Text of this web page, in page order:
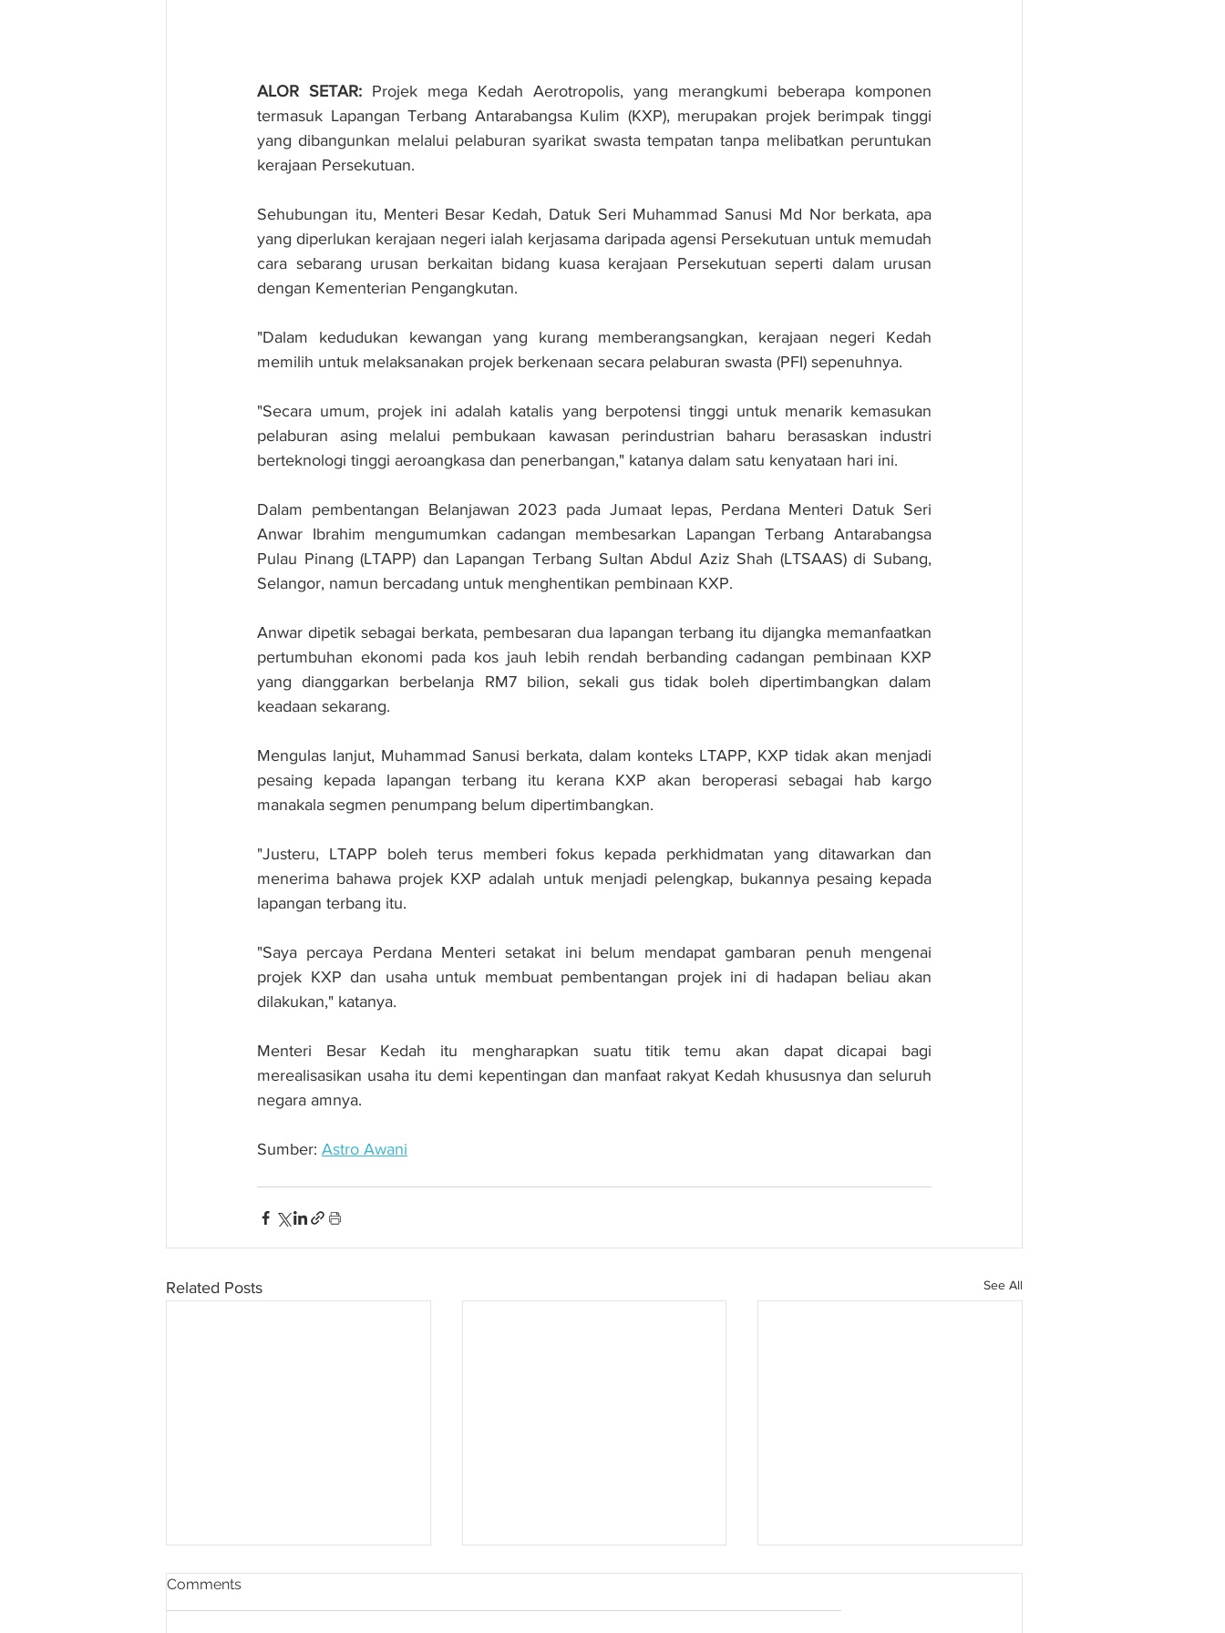
ALOR SETAR: Projek mega Kedah Aerotropolis, yang merangkumi beberapa komponen
termasuk Lapangan Terbang Antarabangsa Kulim (KXP), merupakan projek berimpak tinggi
yang dibangunkan melalui pelaburan syarikat swasta tempatan tanpa melibatkan peruntukan
kerajaan Persekutuan.
Sehubungan itu, Menteri Besar Kedah, Datuk Seri Muhammad Sanusi Md Nor berkata, apa
yang diperlukan kerajaan negeri ialah kerjasama daripada agensi Persekutuan untuk memudah
cara sebarang urusan berkaitan bidang kuasa kerajaan Persekutuan seperti dalam urusan
dengan Kementerian Pengangkutan.
"Dalam kedudukan kewangan yang kurang memberangsangkan, kerajaan negeri Kedah
memilih untuk melaksanakan projek berkenaan secara pelaburan swasta (PFI) sepenuhnya.
"Secara umum, projek ini adalah katalis yang berpotensi tinggi untuk menarik kemasukan
pelaburan asing melalui pembukaan kawasan perindustrian baharu berasaskan industri
berteknologi tinggi aeroangkasa dan penerbangan," katanya dalam satu kenyataan hari ini.
Dalam pembentangan Belanjawan 2023 pada Jumaat lepas, Perdana Menteri Datuk Seri
Anwar Ibrahim mengumumkan cadangan membesarkan Lapangan Terbang Antarabangsa
Pulau Pinang (LTAPP) dan Lapangan Terbang Sultan Abdul Aziz Shah (LTSAAS) di Subang,
Selangor, namun bercadang untuk menghentikan pembinaan KXP.
Anwar dipetik sebagai berkata, pembesaran dua lapangan terbang itu dijangka memanfaatkan
pertumbuhan ekonomi pada kos jauh lebih rendah berbanding cadangan pembinaan KXP
yang dianggarkan berbelanja RM7 bilion, sekali gus tidak boleh dipertimbangkan dalam
keadaan sekarang.
Mengulas lanjut, Muhammad Sanusi berkata, dalam konteks LTAPP, KXP tidak akan menjadi
pesaing kepada lapangan terbang itu kerana KXP akan beroperasi sebagai hab kargo
manakala segmen penumpang belum dipertimbangkan.
"Justeru, LTAPP boleh terus memberi fokus kepada perkhidmatan yang ditawarkan dan
menerima bahawa projek KXP adalah untuk menjadi pelengkap, bukannya pesaing kepada
lapangan terbang itu.
"Saya percaya Perdana Menteri setakat ini belum mendapat gambaran penuh mengenai
projek KXP dan usaha untuk membuat pembentangan projek ini di hadapan beliau akan
dilakukan," katanya.
Menteri Besar Kedah itu mengharapkan suatu titik temu akan dapat dicapai bagi
merealisasikan usaha itu demi kepentingan dan manfaat rakyat Kedah khususnya dan seluruh
negara amnya.
Sumber: Astro Awani
Related Posts See All
Comments